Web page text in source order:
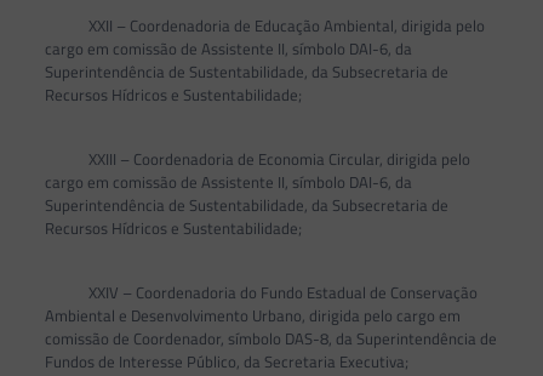
XXII – Coordenadoria de Educação Ambiental, dirigida pelo
cargo em comissão de Assistente II, símbolo DAI-6, da
Superintendência de Sustentabilidade, da Subsecretaria de
Recursos Hídricos e Sustentabilidade;
XXIII – Coordenadoria de Economia Circular, dirigida pelo
cargo em comissão de Assistente II, símbolo DAI-6, da
Superintendência de Sustentabilidade, da Subsecretaria de
Recursos Hídricos e Sustentabilidade;
XXIV – Coordenadoria do Fundo Estadual de Conservação
Ambiental e Desenvolvimento Urbano, dirigida pelo cargo em
comissão de Coordenador, símbolo DAS-8, da Superintendência de
Fundos de Interesse Público, da Secretaria Executiva;